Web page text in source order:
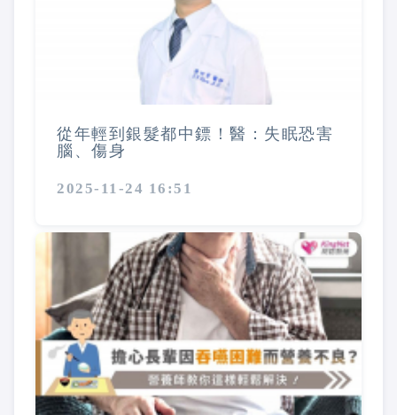
從年輕到銀髮都中鏢！醫：失眠恐害
腦、傷身
2025-11-24 16:51